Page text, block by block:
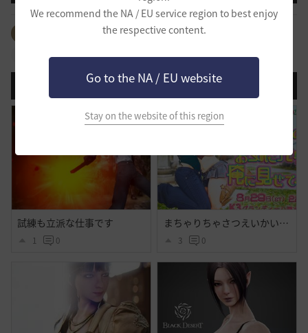
We recommend the NA / EU service region to best enjoy
the respective content.
Go to the NA / EU website
Stay on the website of this region
#イベント
#映像
#スクリーンショット
検索順 コメント順 推奨順
試練も立派な仕事です
1 0
まちゃりちゃさつえいかい【予告】
3 0